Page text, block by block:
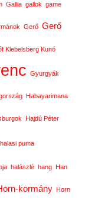
Gallia gallok game
Gerő Gerő
Klebelsberg Kunó
Gyurgyák
Habayarimana
Hajdú Péter
halasi puma
halászlé hang Han
kormány Horn